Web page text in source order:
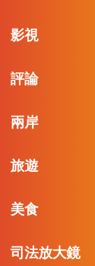
影視
評論
兩岸
旅遊
美食
司法放大鏡